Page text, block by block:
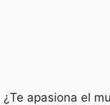
¿Te apasiona el